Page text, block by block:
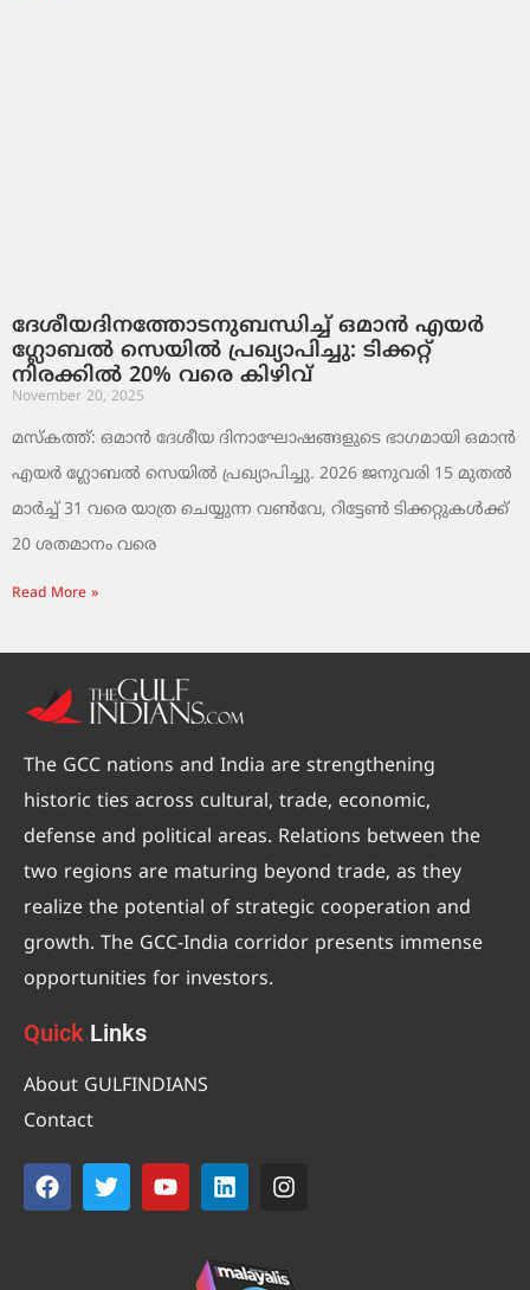
ദേശീയദിനത്തോടനുബന്ധിച്ച് ഒമാൻ എയർ
ഗ്ലോബൽ സെയിൽ പ്രഖ്യാപിച്ചു: ടിക്കറ്റ്
നിരക്കിൽ 20% വരെ കിഴിവ്
November 20, 2025
മസ്‌കത്ത്: ഒമാൻ ദേശീയ ദിനാഘോഷങ്ങളുടെ ഭാഗമായി ഒമാൻ
എയർ ഗ്ലോബൽ സെയിൽ പ്രഖ്യാപിച്ചു. 2026 ജനുവരി 15 മുതൽ
മാർച്ച് 31 വരെ യാത്ര ചെയ്യുന്ന വൺവേ, റിട്ടേൺ ടിക്കറ്റുകൾക്ക്
20 ശതമാനം വരെ
Read More »
The GCC nations and India are strengthening
historic ties across cultural, trade, economic,
defense and political areas. Relations between the
two regions are maturing beyond trade, as they
realize the potential of strategic cooperation and
growth. The GCC-India corridor presents immense
opportunities for investors.
Quick Links
About GULFINDIANS
Contact